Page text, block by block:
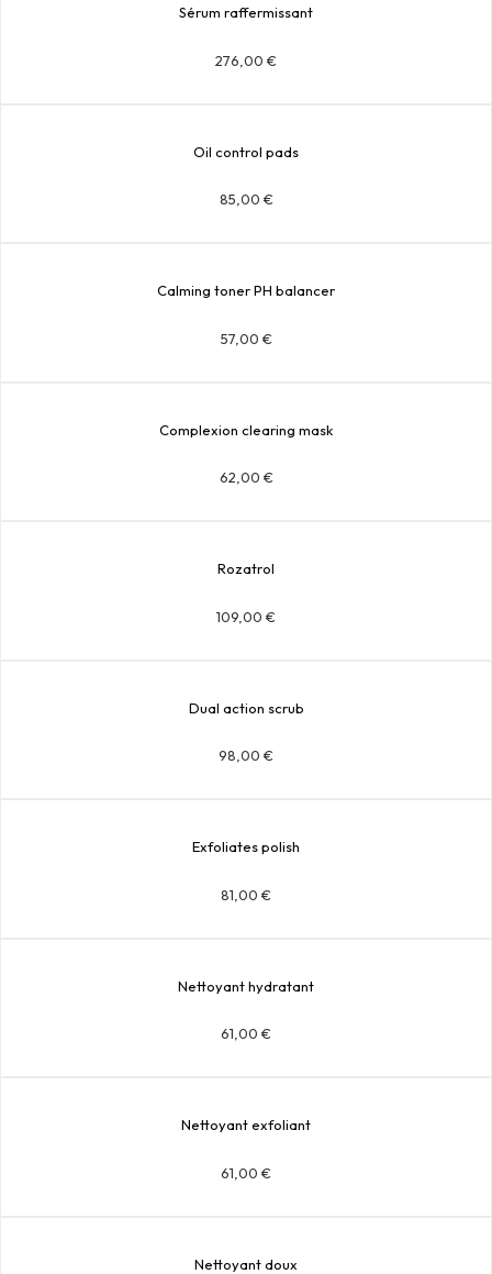
Sérum raffermissant
276,00 €
Oil control pads
85,00 €
Calming toner PH balancer
57,00 €
Complexion clearing mask
62,00 €
Rozatrol
109,00 €
Dual action scrub
98,00 €
Exfoliates polish
81,00 €
Nettoyant hydratant
61,00 €
Nettoyant exfoliant
61,00 €
Nettoyant doux